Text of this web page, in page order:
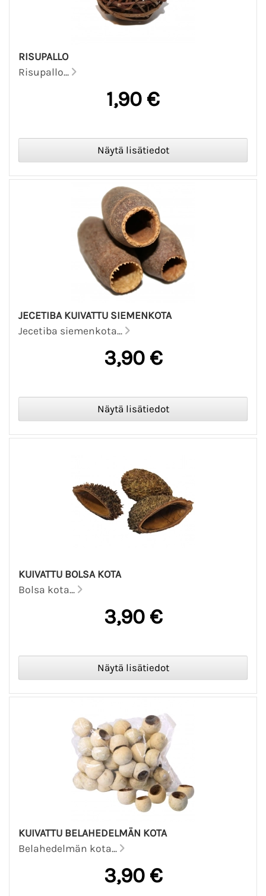
RISUPALLO
Risupallo...
1,90 €
JECETIBA KUIVATTU SIEMENKOTA
Jecetiba siemenkota...
3,90 €
KUIVATTU BOLSA KOTA
Bolsa kota...
3,90 €
KUIVATTU BELAHEDELMÄN KOTA
Belahedelmän kota...
3,90 €